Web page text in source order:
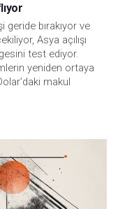
bırakıyor ve
Asya açılışı
test ediyor.
yeniden ortaya
makul